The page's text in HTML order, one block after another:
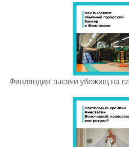
Финляндия тысячи убежищ на